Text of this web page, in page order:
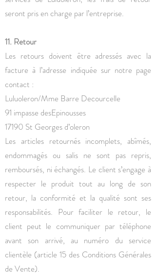
seront pris en charge par l’entreprise.
11. Retour
Les retours doivent être adressés avec la
facture à l’adresse indiquée sur notre page
contact :
Luluoleron/Mme Barre Decourcelle
91 impasse desEpinousses
17190 St Georges d’oleron
Les articles retournés incomplets, abîmés,
endommagés ou salis ne sont pas repris,
remboursés, ni échangés. Le client s’engage à
respecter le produit tout au long de son
retour, la conformité et la qualité sont ses
responsabilités. Pour faciliter le retour, le
client peut le communiquer par téléphone
avant son arrivé, au numéro du service
clientèle (article 15 des Conditions Générales
de Vente).